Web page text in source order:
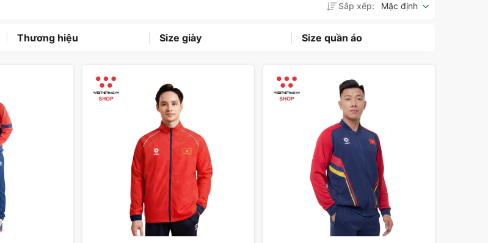
Thương hiệu Size giày Size quần áo
Sắp xếp: Mặc định